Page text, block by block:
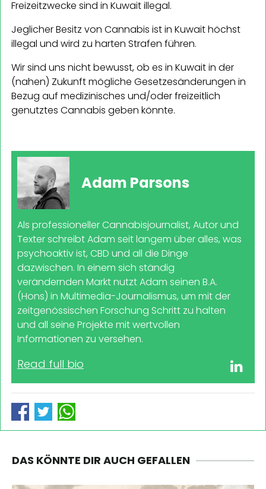
Freizeitzwecke sind in Kuwait illegal.
Jeglicher Besitz von Cannabis ist in Kuwait höchst
illegal und wird zu harten Strafen führen.
Wir sind uns nicht bewusst, ob es in Kuwait in der
(nahen) Zukunft mögliche Gesetzesänderungen in
Bezug auf medizinisches und/oder freizeitlich
genutztes Cannabis geben könnte.
Adam Parsons
Als professioneller Cannabisjournalist, Autor und
Texter schreibt Adam seit langem über alles, was
psychoaktiv ist, CBD und all die Dinge
dazwischen. In einem sich ständig
verändernden Markt nutzt Adam seinen B.A.
(Hons) in Multimedia-Journalismus, um mit der
zeitgenössischen Forschung Schritt zu halten
und all seine Projekte mit wertvollen
Informationen zu versehen.
Read full bio
DAS KÖNNTE DIR AUCH GEFALLEN